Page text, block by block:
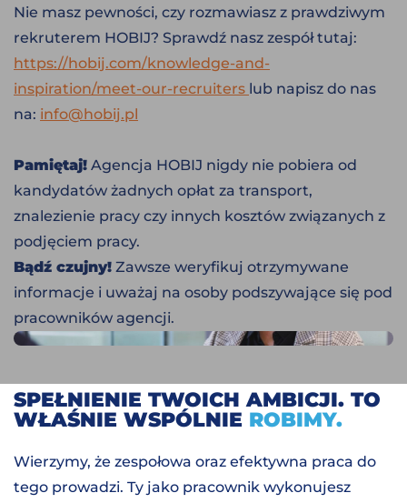
Nie masz pewności, czy rozmawiasz z prawdziwym
rekruterem HOBIJ? Sprawdź nasz zespół tutaj:
https://hobij.com/knowledge-and-
inspiration/meet-our-recruiters lub napisz do nas
na: info@hobij.pl
Pamiętaj! Agencja HOBIJ nigdy nie pobiera od
kandydatów żadnych opłat za transport,
znalezienie pracy czy innych kosztów związanych z
podjęciem pracy.
Bądź czujny! Zawsze weryfikuj otrzymywane
informacje i uważaj na osoby podszywające się pod
pracowników agencji.
SPEŁNIENIE TWOICH AMBICJI. TO
WŁAŚNIE WSPÓLNIE ROBIMY.
Wierzymy, że zespołowa oraz efektywna praca do
tego prowadzi. Ty jako pracownik wykonujesz